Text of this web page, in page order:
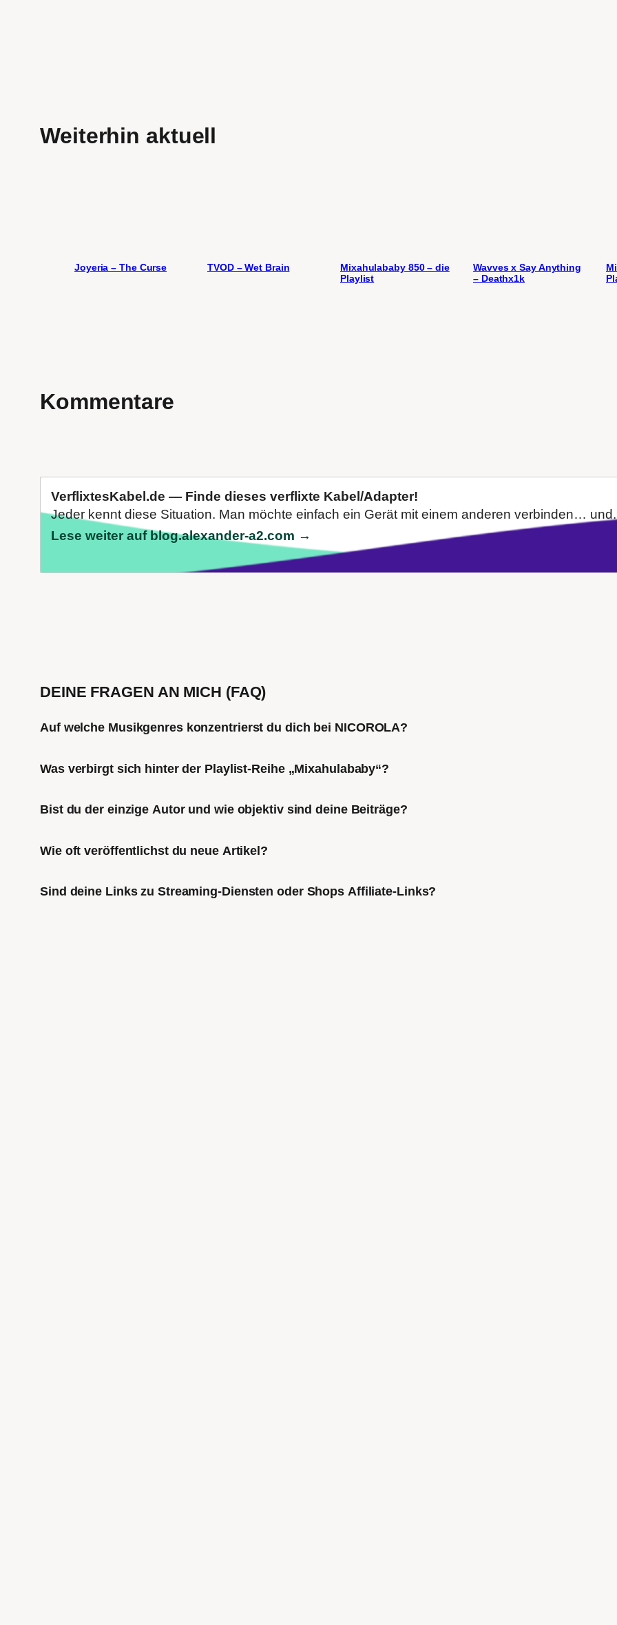
Weiterhin aktuell
Joyeria – The Curse TVOD – Wet Brain
Mixahulababy 850 – die
Playlist
Wavves x Say Anything
– Deathx1k
Kommentare
VerflixtesKabel.de — Finde dieses verflixte Kabel/Adapter!
Jeder kennt diese Situation. Man möchte einfach ein Gerät mit einem anderen verbinden…
Lese weiter auf blog.alexander-a2.com →
DEINE FRAGEN AN MICH (FAQ)
Auf welche Musikgenres konzentrierst du dich bei NICOROLA?
Was verbirgt sich hinter der Playlist-Reihe „Mixahulababy“?
Bist du der einzige Autor und wie objektiv sind deine Beiträge?
Wie oft veröffentlichst du neue Artikel?
Sind deine Links zu Streaming-Diensten oder Shops Affiliate-Links?